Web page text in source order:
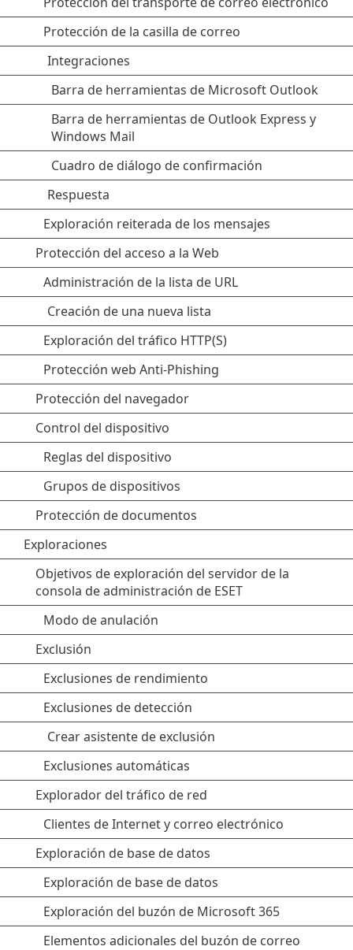
Protección de la casilla de correo
Integraciones
Barra de herramientas de Microsoft Outlook
Barra de herramientas de Outlook Express y
Windows Mail
Cuadro de diálogo de confirmación
Respuesta
Exploración reiterada de los mensajes
Protección del acceso a la Web
Administración de la lista de URL
Creación de una nueva lista
Exploración del tráfico HTTP(S)
Protección web Anti-Phishing
Protección del navegador
Control del dispositivo
Reglas del dispositivo
Grupos de dispositivos
Protección de documentos
Exploraciones
Objetivos de exploración del servidor de la
consola de administración de ESET
Modo de anulación
Exclusión
Exclusiones de rendimiento
Exclusiones de detección
Crear asistente de exclusión
Exclusiones automáticas
Explorador del tráfico de red
Clientes de Internet y correo electrónico
Exploración de base de datos
Exploración de base de datos
Exploración del buzón de Microsoft 365
Elementos adicionales del buzón de correo